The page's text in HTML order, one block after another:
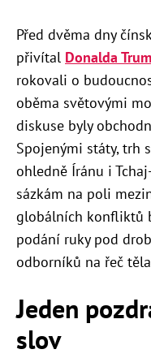
Před dvěma dny
přivítal Donalda
rokovali o
oběma světovými
diskuse byly
Spojenými státy, trh
ohledně Íránu i
sázkám na poli
globálních konfliktů
podání ruky pod
odborníků na řeč
Jeden
slov